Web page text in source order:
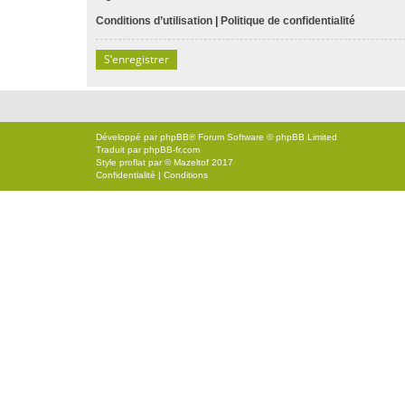
Conditions d’utilisation | Politique de confidentialité
S’enregistrer
Développé parphpBB® Forum Software © phpBB Limited
Traduit parphpBB-fr.com
Style proflat par ©Mazeltof 2017
Confidentialité | Conditions